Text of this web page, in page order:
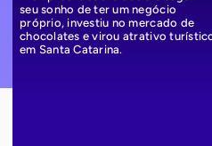
seu sonho de ter um negócio
próprio, investiu no mercado de
chocolates e virou atrativo
em Santa Catarina.